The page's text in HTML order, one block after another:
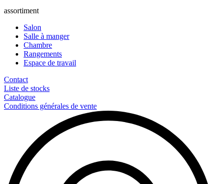
assortiment
Salon
Salle à manger
Chambre
Rangements
Espace de travail
Contact
Liste de stocks
Catalogue
Conditions générales de vente